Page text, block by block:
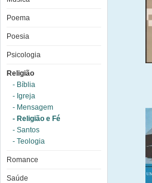
Poema
Poesia
Psicologia
Religião
- Bíblia
- Igreja
- Mensagem
- Religião e Fé
- Santos
- Teologia
Romance
Saúde